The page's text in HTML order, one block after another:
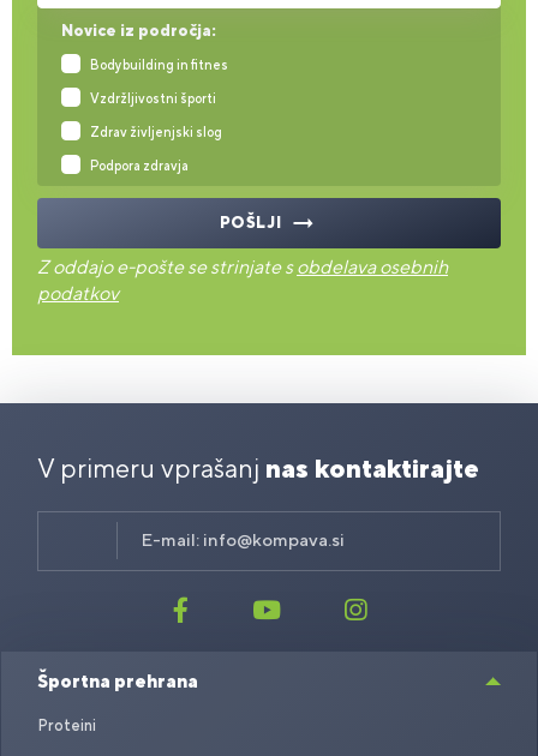
Novice iz področja:
Bodybuilding in fitnes
Vzdržljivostni športi
Zdrav življenjski slog
Podpora zdravja
POŠLJI
Z oddajo e-pošte se strinjate sobdelava osebnih
podatkov
V primeru vprašanj nas kontaktirajte
E-mail: info@kompava.si
Športna prehrana
Proteini